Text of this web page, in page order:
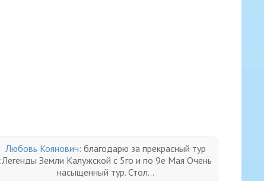
Любовь Коянович: благодарю за прекрасный тур
:Легенды Земли Калужской с 5го и по 9е Мая Очень
насыщенный тур. Стол...